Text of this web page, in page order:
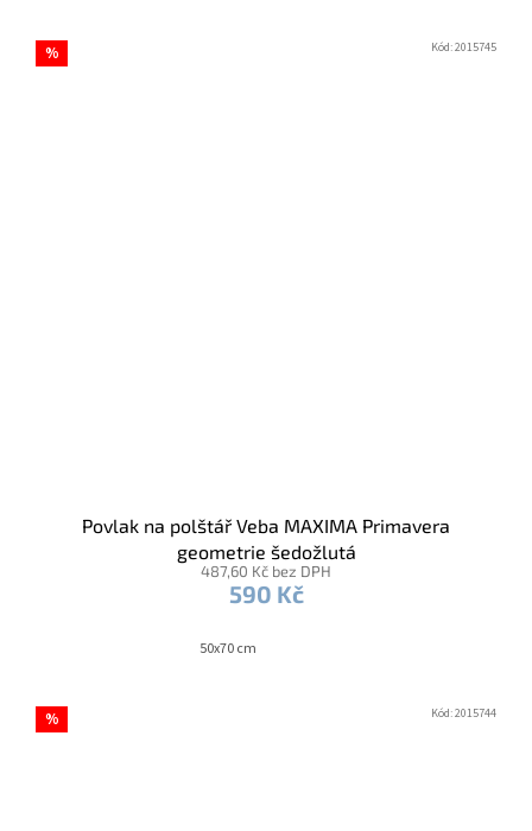
%
Povlak na polštář Veba MAXIMA Primavera
geometrie šedožlutá
487,60 Kč bez DPH
590 Kč
50x70 cm
Kód:2015745
% Kód:2015744